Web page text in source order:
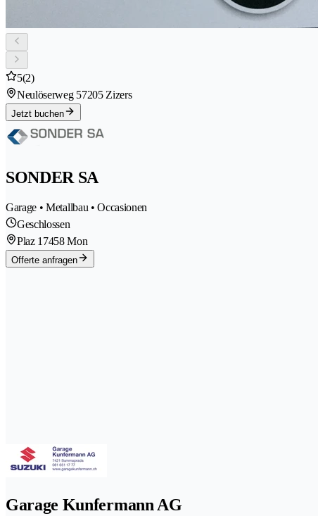
5(2)
Neulöserweg 57205 Zizers
Jetzt buchen
SONDER SA
Garage • Metallbau • Occasionen
Geschlossen
Plaz 17458 Mon
Offerte anfragen
Garage Kunfermann AG